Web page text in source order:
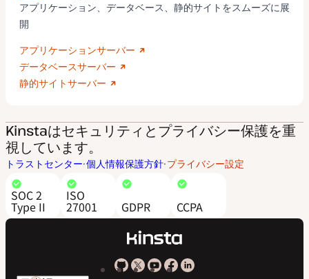
アプリケーション、データベース、静的サイトをスムーズに展
開
アプリケーションサーバー
データベースサーバー
静的サイトサーバー
Kinstaはセキュリティとプライバシー保護を重
視しています。
トラストセンター 個人情報保護方針 プライバシー設定
SOC 2
Type II
ISO
27001 GDPR CCPA
KinstaKinstaKinsta
KinstaKinsta